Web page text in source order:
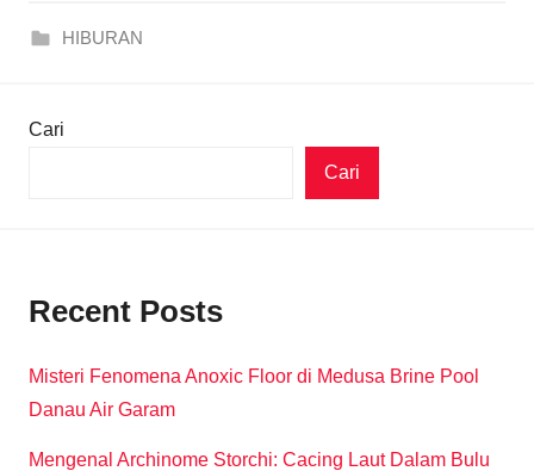
HIBURAN
Cari
Cari
Recent Posts
Misteri Fenomena Anoxic Floor di Medusa Brine Pool
Danau Air Garam
Mengenal Archinome Storchi: Cacing Laut Dalam Bulu